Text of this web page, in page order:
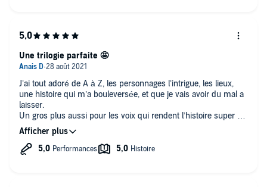
J’ai tout adoré de A à Z, les personnages l’intrigue, les lieux,
une histoire qui m’a bouleversée, et que je vais avoir du mal a
laisser.
Un gros plus aussi pour les voix qui rendent l’histoire super a
écouter
Une trilogie parfaite 🤩